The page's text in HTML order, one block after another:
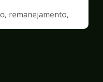
remanejamento,